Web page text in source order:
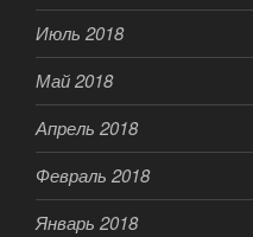
Июль 2018
Май 2018
Апрель 2018
Февраль 2018
Январь 2018